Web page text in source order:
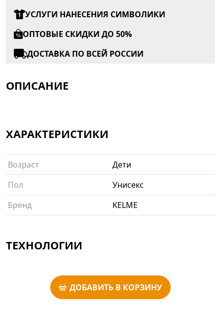
УСЛУГИ НАНЕСЕНИЯ СИМВОЛИКИ
ОПТОВЫЕ СКИДКИ ДО 50%
ДОСТАВКА ПО ВСЕЙ РОССИИ
ОПИСАНИЕ
ХАРАКТЕРИСТИКИ
Возраст
Дети
Пол
Унисекс
Бренд
KELME
ТЕХНОЛОГИИ
ДОБАВИТЬ В КОРЗИНУ